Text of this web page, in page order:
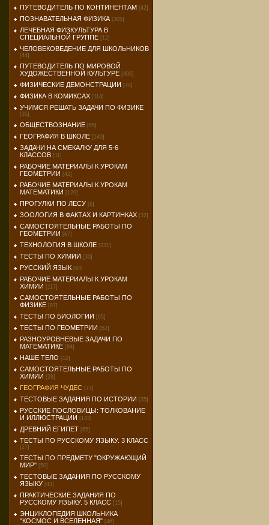
ПУТЕВОДИТЕЛЬ ПО КОНТИНЕНТАМ [42]
ПОЗНАВАТЕЛЬНАЯ ФИЗИКА [305]
ЛЕЧЕБНАЯ ФИЗКУЛЬТУРА В
СПЕЦИАЛЬНОЙ ГРУППЕ [12]
ЧЕЛОВЕКОВЕДЕНИЕ ДЛЯ ШКОЛЬНИКОВ
[44]
ПУТЕВОДИТЕЛЬ ПО МИРОВОЙ
ХУДОЖЕСТВЕННОЙ КУЛЬТУРЕ [406]
ФИЗИЧЕСКИЕ ДЕМОНСТРАЦИИ [74]
ФИЗИКА В КОМИКСАХ [114]
УЧИМСЯ РЕШАТЬ ЗАДАЧИ ПО ФИЗИКЕ
[35]
ОБЩЕСТВОЗНАНИЕ [65]
ГЕОГРАФИЯ В ШКОЛЕ [140]
ЗАДАЧИ НА СМЕКАЛКУ ДЛЯ 5-6
КЛАССОВ [11]
РАБОЧИЕ МАТЕРИАЛЫ К УРОКАМ
ГЕОМЕТРИИ [42]
РАБОЧИЕ МАТЕРИАЛЫ К УРОКАМ
МАТЕМАТИКИ [129]
ПРОГУЛКИ ПО ЛЕСУ [6]
ЗООЛОГИЯ В ФАКТАХ И КАРТИНКАХ [32]
САМОСТОЯТЕЛЬНЫЕ РАБОТЫ ПО
ГЕОМЕТРИИ [67]
ТЕХНОЛОГИЯ В ШКОЛЕ [231]
ТЕСТЫ ПО ХИМИИ [30]
РУССКИЙ ЯЗЫК [94]
РАБОЧИЕ МАТЕРИАЛЫ К УРОКАМ
ХИМИИ [117]
САМОСТОЯТЕЛЬНЫЕ РАБОТЫ ПО
ФИЗИКЕ [97]
ТЕСТЫ ПО БИОЛОГИИ [65]
ТЕСТЫ ПО ГЕОМЕТРИИ [52]
РАЗНОУРОВНЕВЫЕ ЗАДАЧИ ПО
МАТЕМАТИКЕ [84]
НАШЕ ТЕЛО [10]
САМОСТОЯТЕЛЬНЫЕ РАБОТЫ ПО
ХИМИИ [28]
ГЕОГРАФИЯ ЧУДЕС [77]
ТЕСТОВЫЕ ЗАДАНИЯ ПО ИСТОРИИ [35]
РУССКИЕ ПОСЛОВИЦЫ: ТОЛКОВАНИЕ
И ИЛЛЮСТРАЦИИ [143]
ДРЕВНИЙ ЕГИПЕТ [65]
ТЕСТЫ ПО РУССКОМУ ЯЗЫКУ. 3 КЛАСС
[27]
ТЕСТЫ ПО ПРЕДМЕТУ "ОКРУЖАЮЩИЙ
МИР" [50]
ТЕСТОВЫЕ ЗАДАНИЯ ПО РУССКОМУ
ЯЗЫКУ [43]
ПРАКТИЧЕСКИЕ ЗАДАНИЯ ПО
РУССКОМУ ЯЗЫКУ. 5 КЛАСС [15]
ЭНЦИКЛОПЕДИЯ ШКОЛЬНИКА
"КОСМОС И ВСЕЛЕННАЯ" [46]